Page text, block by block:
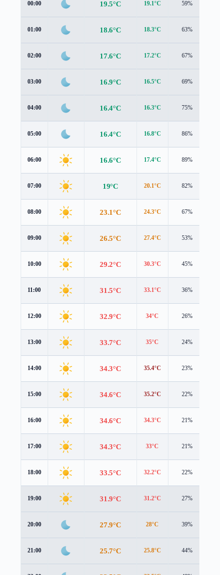
00:00 19.5°C 19.1°C 59%
01:00 18.6°C 18.3°C 63%
02:00 17.6°C 17.2°C 67%
03:00 16.9°C 16.5°C 69%
04:00 16.4°C 16.3°C 75%
05:00 16.4°C 16.8°C 86%
06:00 16.6°C 17.4°C 89%
07:00 19°C 20.1°C 82%
08:00 23.1°C 24.3°C 67%
09:00 26.5°C 27.4°C 53%
10:00 29.2°C 30.3°C 45%
11:00 31.5°C 33.1°C 36%
12:00 32.9°C 34°C 26%
13:00 33.7°C 35°C 24%
14:00 34.3°C 35.4°C 23%
15:00 34.6°C 35.2°C 22%
16:00 34.6°C 34.3°C 21%
17:00 34.3°C 33°C 21%
18:00 33.5°C 32.2°C 22%
19:00 31.9°C 31.2°C 27%
20:00 27.9°C 28°C 39%
21:00 25.7°C 25.8°C 44%